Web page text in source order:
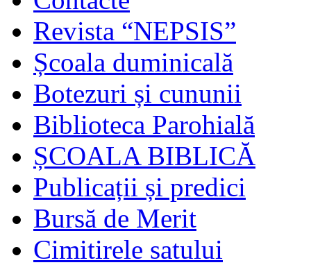
Revista “NEPSIS”
Școala duminicală
Botezuri și cununii
Biblioteca Parohială
ȘCOALA BIBLICĂ
Publicații și predici
Bursă de Merit
Cimitirele satului